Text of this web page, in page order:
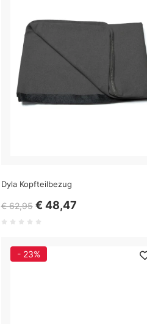
Dyla Kopfteilbezug
€ 62,95 € 48,47
- 23%